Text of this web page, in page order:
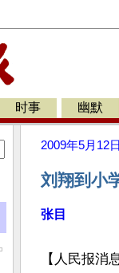
时事 幽默
2009年5月12日
刘翔到小
张目
【人民报消